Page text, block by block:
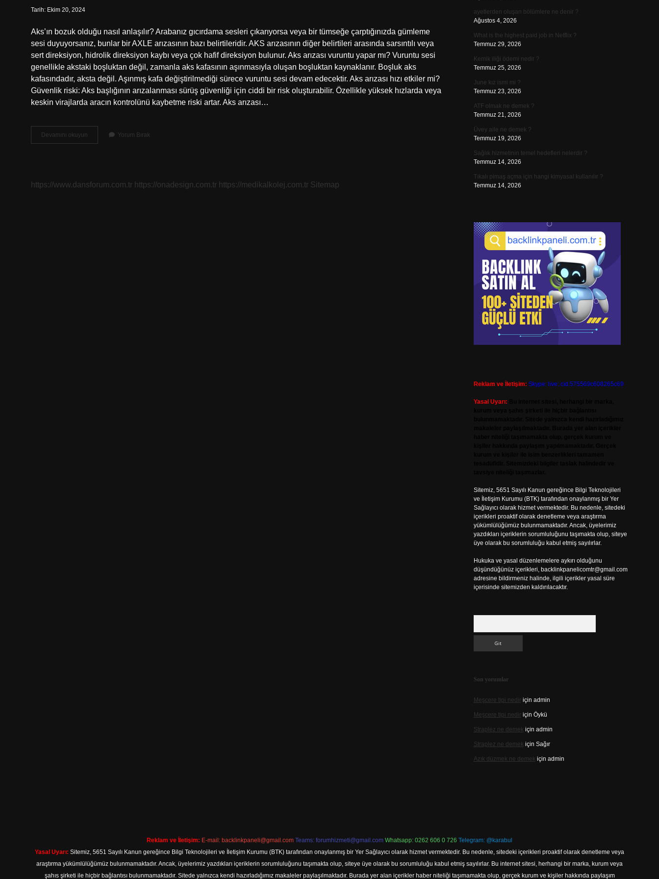
Tarih: Ekim 20, 2024
Aks’ın bozuk olduğu nasıl anlaşılır? Arabanız gıcırdama sesleri çıkarıyorsa veya bir tümseğe çarptığınızda gümleme
sesi duyuyorsanız, bunlar bir AXLE arızasının bazı belirtileridir. AKS arızasının diğer belirtileri arasında sarsıntılı veya
sert direksiyon, hidrolik direksiyon kaybı veya çok hafif direksiyon bulunur. Aks arızası vuruntu yapar mı? Vuruntu sesi
genellikle akstaki boşluktan değil, zamanla aks kafasının aşınmasıyla oluşan boşluktan kaynaklanır. Boşluk aks
kafasındadır, aksta değil. Aşınmış kafa değiştirilmediği sürece vuruntu sesi devam edecektir. Aks arızası hızı etkiler mi?
Güvenlik riski: Aks başlığının arızalanması sürüş güvenliği için ciddi bir risk oluşturabilir. Özellikle yüksek hızlarda veya
keskin virajlarda aracın kontrolünü kaybetme riski artar. Aks arızası…
Devamını okuyun
Arızası
Yorum Bırak
https://www.dansforum.com.tr https://onadesign.com.tr https://medikalkolej.com.tr Sitemap
ayetlerden oluşan bölümlere ne denir ?
Ağustos 4, 2026
What is the highest paid job in Netflix ?
Temmuz 29, 2026
Kemik iliği ödemi nedir ?
Temmuz 25, 2026
June kız ismi mi ?
Temmuz 23, 2026
ATF olmak ne demek ?
Temmuz 21, 2026
Üvey aile ne demek ?
Temmuz 19, 2026
Sağlık hizmetinin temel hedefleri nelerdir ?
Temmuz 14, 2026
Tıkalı pimaş açma için hangi kimyasal kullanılır ?
Temmuz 14, 2026
Reklam ve İletişim: Skype: live:.cid.575569c608265c69
Yasal Uyarı:
Sitemiz, 5651 Sayılı Kanun gereğince Bilgi Teknolojileri
ve İletişim Kurumu (BTK) tarafından onaylanmış bir Yer
Sağlayıcı olarak hizmet vermektedir. Bu nedenle, sitedeki
içerikleri proaktif olarak denetleme veya araştırma
yükümlülüğümüz bulunmamaktadır. Ancak, üyelerimiz
yazdıkları içeriklerin sorumluluğunu taşımakta olup, siteye
üye olarak bu sorumluluğu kabul etmiş sayılırlar.
Hukuka ve yasal düzenlemelere aykırı olduğunu
düşündüğünüz içerikleri, backlinkpanelicomtr@gmail.com
adresine bildirmeniz halinde, ilgili içerikler yasal süre
içerisinde sitemizden kaldırılacaktır.
Son yorumlar
Meşcere tipi nediriçin admin
Meşcere tipi nediriçin Öykü
Straplez ne demek için admin
Straplez ne demek için Sağır
Azık düzmek ne demek için admin
Reklam ve İletişim: E-mail: backlinkpaneli@gmail.com Teams: forumhizmeti@gmail.com Whatsapp: 0262 606 0 726 Telegram: @karabul
Yasal Uyarı: Sitemiz, 5651 Sayılı Kanun gereğince Bilgi Teknolojileri ve İletişim Kurumu (BTK) tarafından onaylanmış bir Yer Sağlayıcı olarak hizmet vermektedir. Bu nedenle, sitedeki içerikleri proaktif olarak denetleme veya
araştırma yükümlülüğümüz bulunmamaktadır. Ancak, üyelerimiz yazdıkları içeriklerin sorumluluğunu taşımakta olup, siteye üye olarak bu sorumluluğu kabul etmiş sayılırlar. Bu internet sitesi, herhangi bir marka, kurum veya
şahıs şirketi ile hiçbir bağlantısı bulunmamaktadır. Sitede yalnızca kendi hazırladığımız makaleler paylaşılmaktadır. Burada yer alan içerikler haber niteliği taşımamakta olup, gerçek kurum ve kişiler hakkında paylaşım